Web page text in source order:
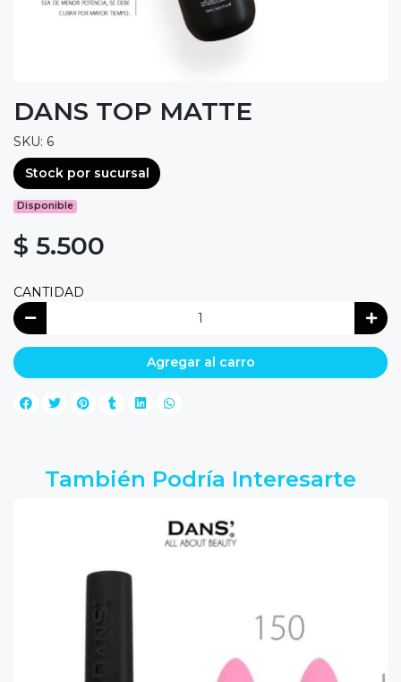
DANS TOP MATTE
SKU: 6
Stock por sucursal
Disponible
$ 5.500
CANTIDAD
Agregar al carro
También Podría Interesarte